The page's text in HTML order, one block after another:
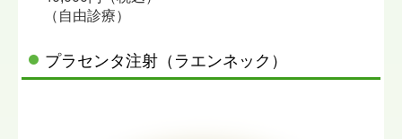
（自由診療）
プラセンタ注射（ラエンネック）